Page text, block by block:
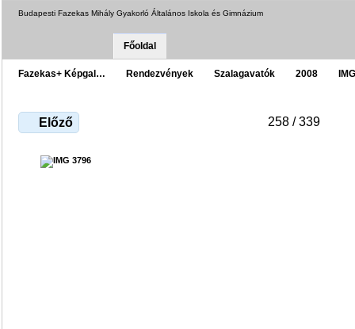
Budapesti Fazekas Mihály Gyakorló Általános Iskola és Gimnázium
Főoldal
Fazekas+ Képgal… Rendezvények Szalagavatók 2008
Előző 258 / 339